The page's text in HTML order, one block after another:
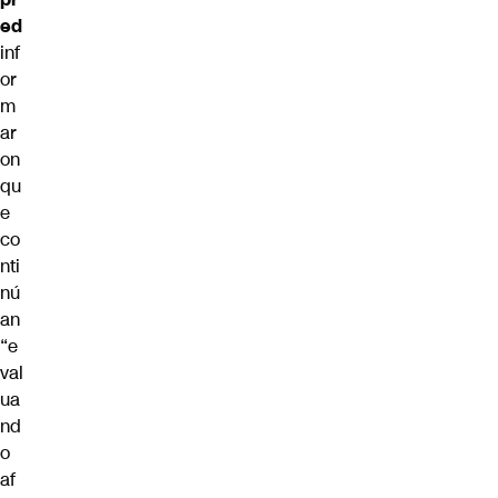
ed
inf
or
m
ar
on
qu
e
co
nti
nú
an
“e
val
ua
nd
o
af